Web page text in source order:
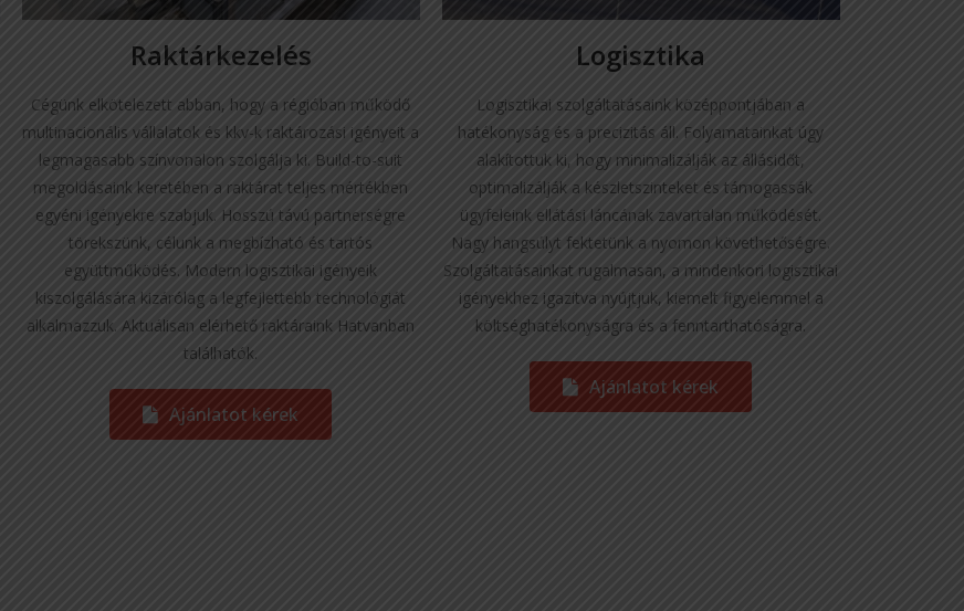
Raktárkezelés
Cégünk elkötelezett abban, hogy a régióban működő
multinacionális vállalatok és kkv-k raktározási igényeit a
legmagasabb színvonalon szolgálja ki. Build-to-suit
megoldásaink keretében a raktárat teljes mértékben
egyéni igényekre szabjuk. Hosszú távú partnerségre
törekszünk, célunk a megbízható és tartós
együttműködés. Modern logisztikai igényeik
kiszolgálására kizárólag a legfejlettebb technológiát
alkalmazzuk. Aktuálisan elérhető raktáraink Hatvanban
találhatók.
Ajánlatot kérek
Logisztika
Logisztikai szolgáltatásaink középpontjában a
hatékonyság és a precizitás áll. Folyamatainkat úgy
alakítottuk ki, hogy minimalizálják az állásidőt,
optimalizálják a készletszinteket és támogassák
ügyfeleink ellátási láncának zavartalan működését.
Nagy hangsúlyt fektetünk a nyomon követhetőségre.
Szolgáltatásainkat rugalmasan, a mindenkori logisztikai
igényekhez igazítva nyújtjuk, kiemelt figyelemmel a
költséghatékonyságra és a fenntarthatóságra.
Ajánlatot kérek